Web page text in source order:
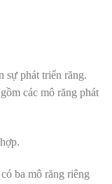
sự phát triển răng.
các mô răng phát
ba mô răng riêng